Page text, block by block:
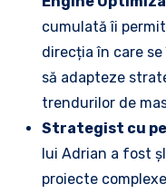
cumulată îi
direcția în care
să adapteze
trendurilor de
Strategist cu
lui Adrian a fost
proiecte